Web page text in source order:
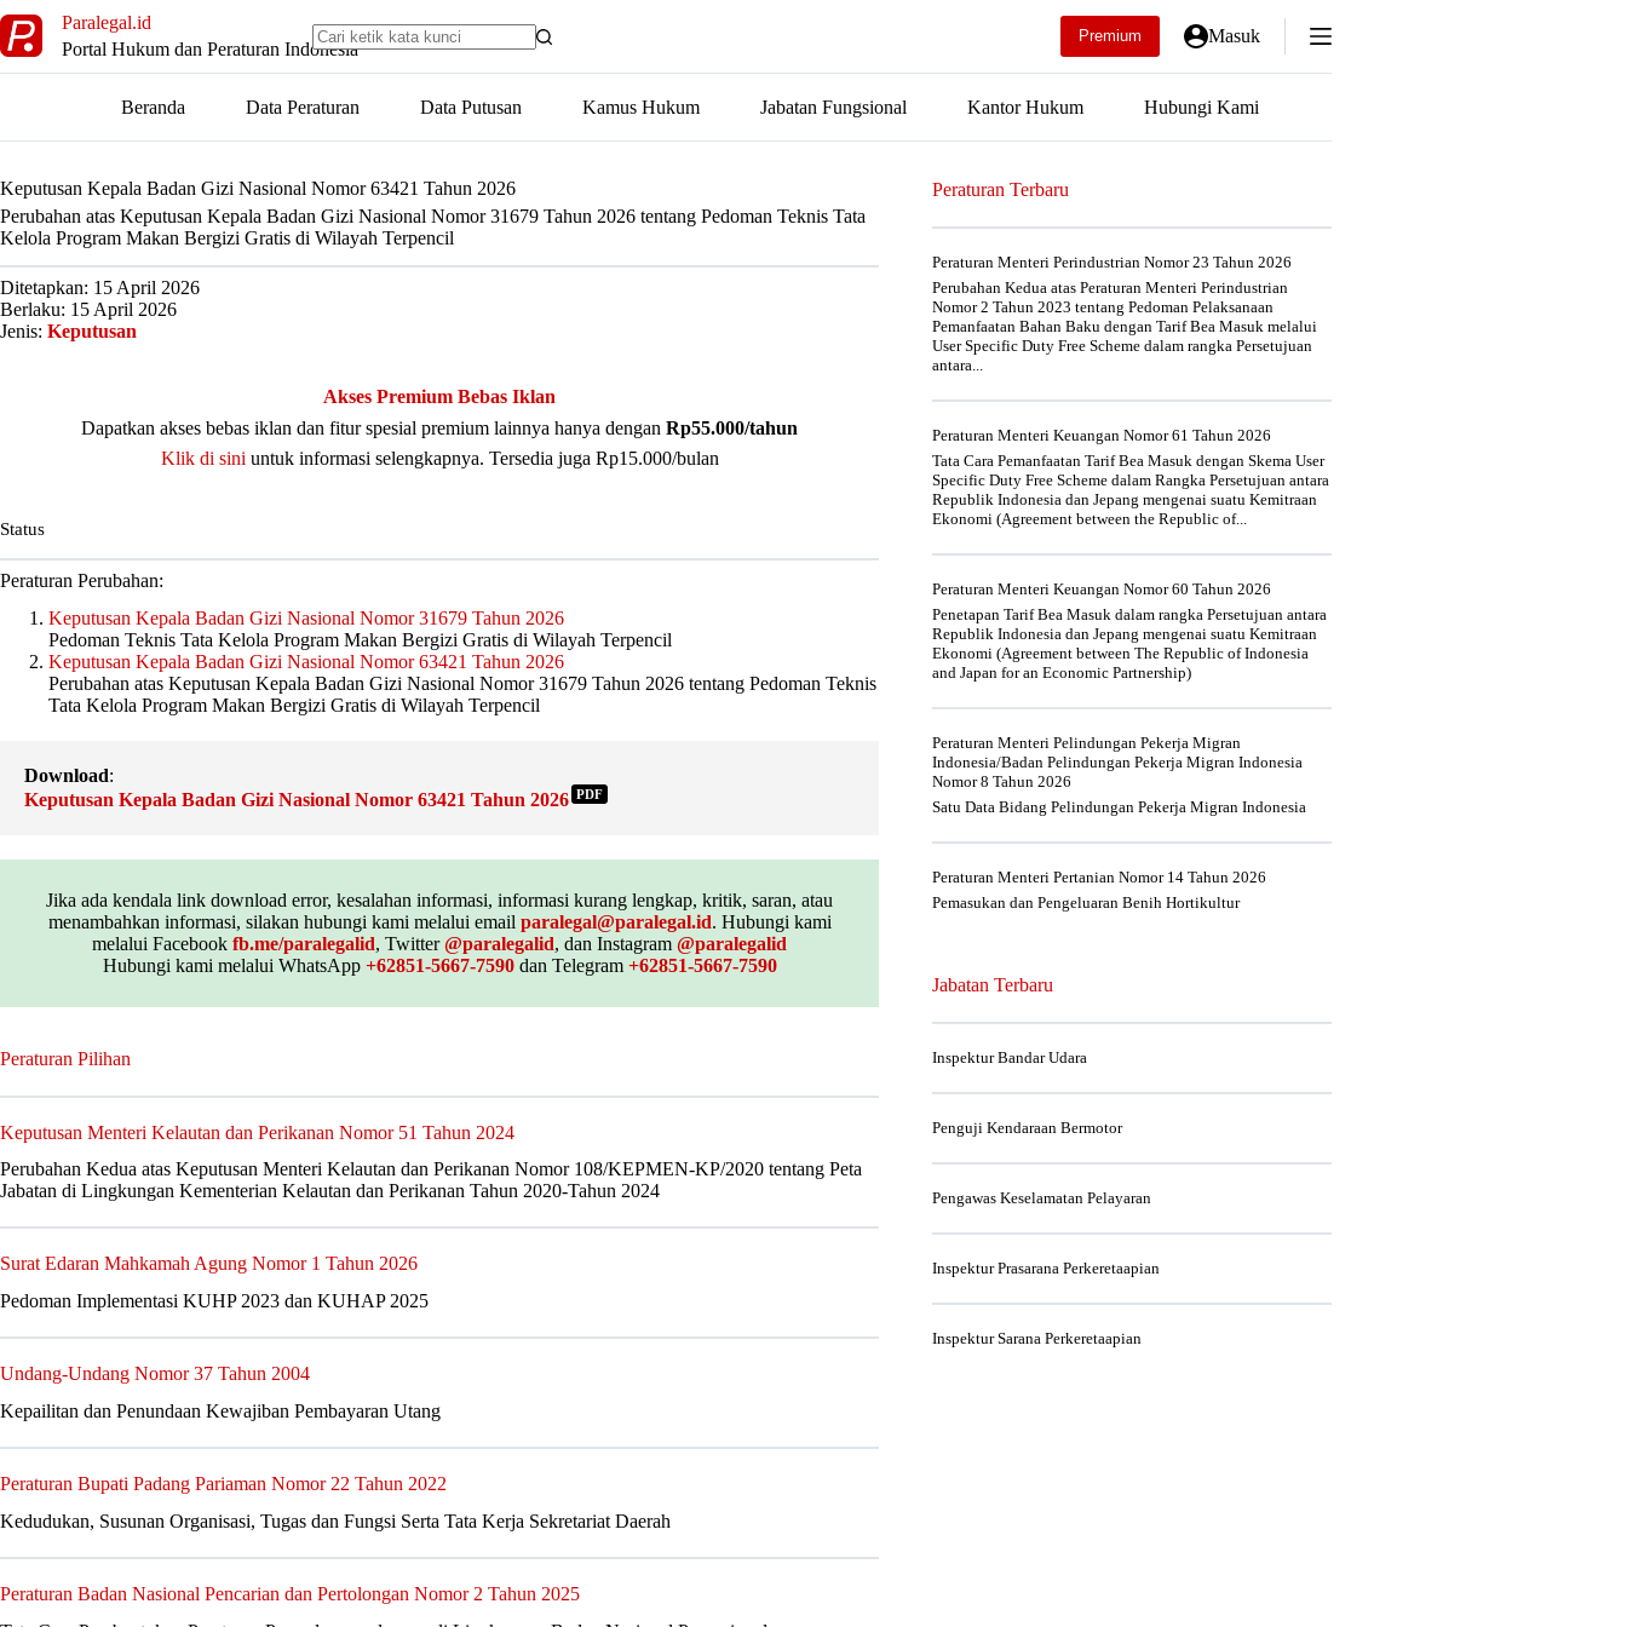
to
content
Paralegal.id
Portal Hukum dan Peraturan Indonesia
Premium Masuk
Beranda Data Peraturan Data Putusan Kamus Hukum Jabatan Fungsional Kantor Hukum Hubungi Kami
Keputusan Kepala Badan Gizi Nasional Nomor 63421 Tahun 2026
Perubahan atas Keputusan Kepala Badan Gizi Nasional Nomor 31679 Tahun 2026 tentang Pedoman Teknis Tata
Kelola Program Makan Bergizi Gratis di Wilayah Terpencil
Ditetapkan: 15 April 2026
Berlaku: 15 April 2026
Jenis: Keputusan
Akses Premium Bebas Iklan
Dapatkan akses bebas iklan dan fitur spesial premium lainnya hanya dengan Rp55.000/tahun
Klik di sini untuk informasi selengkapnya. Tersedia juga Rp15.000/bulan
Status
Peraturan Perubahan:
Keputusan Kepala Badan Gizi Nasional Nomor 31679 Tahun 2026
Pedoman Teknis Tata Kelola Program Makan Bergizi Gratis di Wilayah Terpencil
Keputusan Kepala Badan Gizi Nasional Nomor 63421 Tahun 2026
Perubahan atas Keputusan Kepala Badan Gizi Nasional Nomor 31679 Tahun 2026 tentang Pedoman Teknis
Tata Kelola Program Makan Bergizi Gratis di Wilayah Terpencil
Download:
Keputusan Kepala Badan Gizi Nasional Nomor 63421 Tahun 2026 PDF
Jika ada kendala link download error, kesalahan informasi, informasi kurang lengkap, kritik, saran, atau
menambahkan informasi, silakan hubungi kami melalui email paralegal@paralegal.id. Hubungi kami
melalui Facebook fb.me/paralegalid, Twitter@paralegalid, dan Instagram @paralegalid
Hubungi kami melalui WhatsApp +62851-5667-7590dan Telegram +62851-5667-7590
Peraturan Pilihan
Keputusan Menteri Kelautan dan Perikanan Nomor 51 Tahun 2024
Perubahan Kedua atas Keputusan Menteri Kelautan dan Perikanan Nomor 108/KEPMEN-KP/2020 tentang Peta
Jabatan di Lingkungan Kementerian Kelautan dan Perikanan Tahun 2020-Tahun 2024
Surat Edaran Mahkamah Agung Nomor 1 Tahun 2026
Pedoman Implementasi KUHP 2023 dan KUHAP 2025
Undang-Undang Nomor 37 Tahun 2004
Kepailitan dan Penundaan Kewajiban Pembayaran Utang
Peraturan Bupati Padang Pariaman Nomor 22 Tahun 2022
Kedudukan, Susunan Organisasi, Tugas dan Fungsi Serta Tata Kerja Sekretariat Daerah
Peraturan Badan Nasional Pencarian dan Pertolongan Nomor 2 Tahun 2025
Peraturan Terbaru
Peraturan Menteri Perindustrian Nomor 23 Tahun 2026
Perubahan Kedua atas Peraturan Menteri Perindustrian
Nomor 2 Tahun 2023 tentang Pedoman Pelaksanaan
Pemanfaatan Bahan Baku dengan Tarif Bea Masuk melalui
User Specific Duty Free Scheme dalam rangka Persetujuan
antara...
Peraturan Menteri Keuangan Nomor 61 Tahun 2026
Tata Cara Pemanfaatan Tarif Bea Masuk dengan Skema User
Specific Duty Free Scheme dalam Rangka Persetujuan antara
Republik Indonesia dan Jepang mengenai suatu Kemitraan
Ekonomi (Agreement between the Republic of...
Peraturan Menteri Keuangan Nomor 60 Tahun 2026
Penetapan Tarif Bea Masuk dalam rangka Persetujuan antara
Republik Indonesia dan Jepang mengenai suatu Kemitraan
Ekonomi (Agreement between The Republic of Indonesia
and Japan for an Economic Partnership)
Peraturan Menteri Pelindungan Pekerja Migran
Indonesia/Badan Pelindungan Pekerja Migran Indonesia
Nomor 8 Tahun 2026
Satu Data Bidang Pelindungan Pekerja Migran Indonesia
Peraturan Menteri Pertanian Nomor 14 Tahun 2026
Pemasukan dan Pengeluaran Benih Hortikultur
Jabatan Terbaru
Inspektur Bandar Udara
Penguji Kendaraan Bermotor
Pengawas Keselamatan Pelayaran
Inspektur Prasarana Perkeretaapian
Inspektur Sarana Perkeretaapian